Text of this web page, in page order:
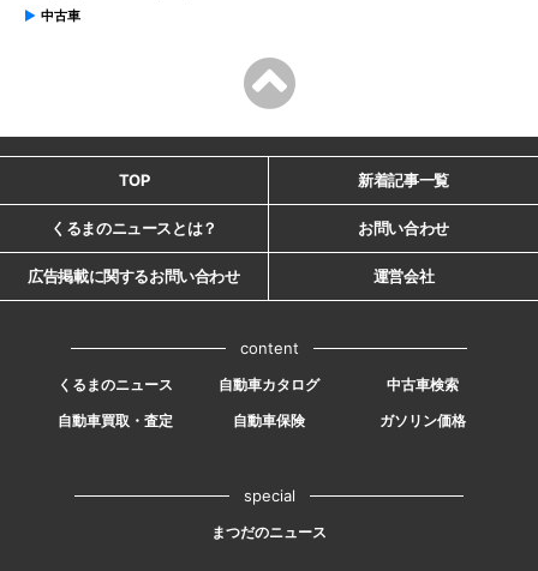
中古車
TOP 新着記事一覧
くるまのニュースとは？ お問い合わせ
広告掲載に関するお問い合わせ 運営会社
content
くるまのニュース 自動車カタログ
中古車検索
自動車買取・査定
自動車保険 ガソリン価格
special
まつだのニュース